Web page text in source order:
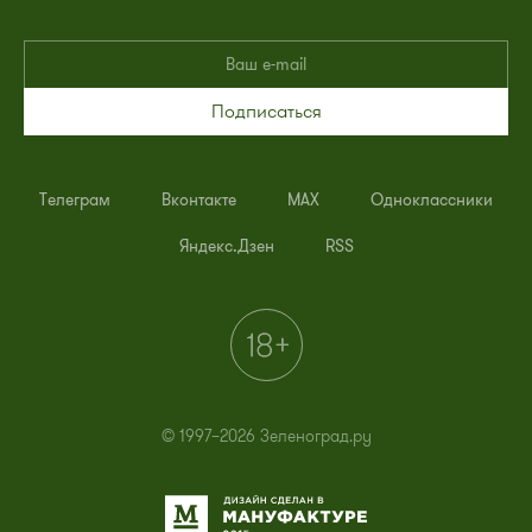
Подписаться
Телеграм Вконтакте MAX Одноклассники
Яндекс.Дзен RSS
© 1997–2026 Зеленоград.ру